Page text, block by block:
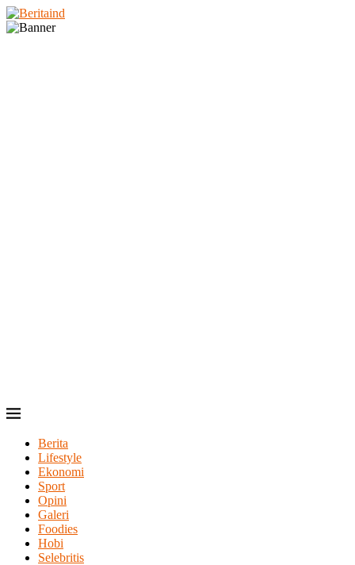
Berita
Lifestyle
Ekonomi
Sport
Opini
Galeri
Foodies
Hobi
Selebritis